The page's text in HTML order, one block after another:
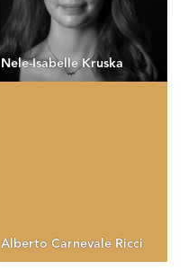
Nele-Isabelle Kruska
Alberto Carnevale Ricci